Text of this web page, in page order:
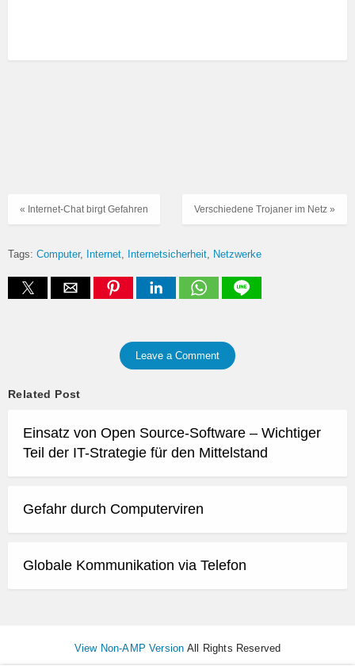
Verschiedene Trojaner im Netz »
« Internet-Chat birgt Gefahren
Tags: Computer Internet Internetsicherheit Netzwerke
Leave a Comment
Related Post
Einsatz von Open Source-Software – Wichtiger
Teil der IT-Strategie für den Mittelstand
Gefahr durch Computerviren
Globale Kommunikation via Telefon
View Non-AMP Version All Rights Reserved